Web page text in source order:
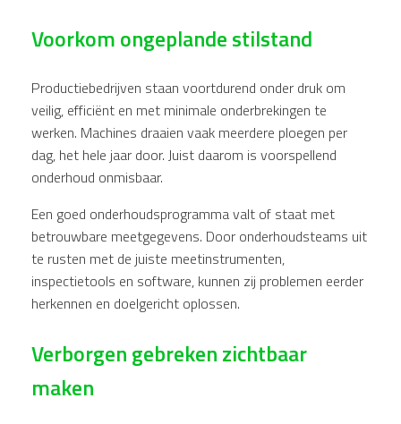
Voorkom ongeplande stilstand
Productiebedrijven staan voortdurend onder druk om
veilig, efficiënt en met minimale onderbrekingen te
werken. Machines draaien vaak meerdere ploegen per
dag, het hele jaar door. Juist daarom is voorspellend
onderhoud onmisbaar.
Een goed onderhoudsprogramma valt of staat met
betrouwbare meetgegevens. Door onderhoudsteams uit
te rusten met de juiste meetinstrumenten,
inspectietools en software, kunnen zij problemen eerder
herkennen en doelgericht oplossen.
Verborgen gebreken zichtbaar
maken